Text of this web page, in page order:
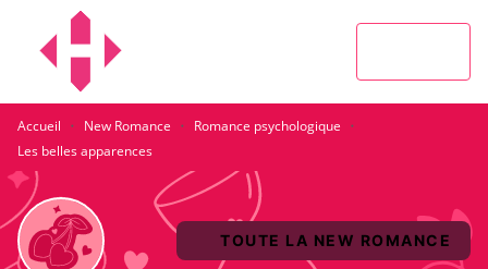
MENU
Accueil · New Romance · Romance psychologique ·
Les belles apparences
TOUTE LA NEW ROMANCE